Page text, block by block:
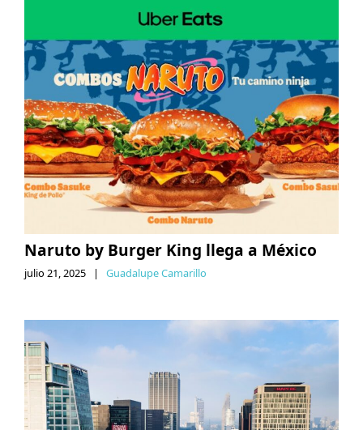
Naruto by Burger King llega a México
julio 21, 2025 | Guadalupe Camarillo